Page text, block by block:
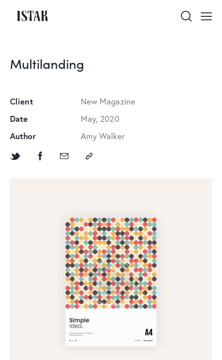
Multilanding
Client
New Magazine
Date
May, 2020
Author
Amy Walker